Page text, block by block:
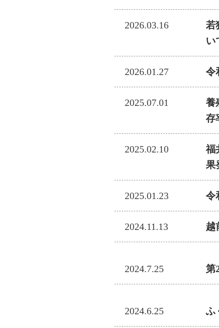
2026.03.16
若
い
2026.01.27 令
2025.07.01
養
存
2025.02.10
福
果
2025.01.23 令
2024.11.13 越
2024.7.25 第
2024.6.25 ふ